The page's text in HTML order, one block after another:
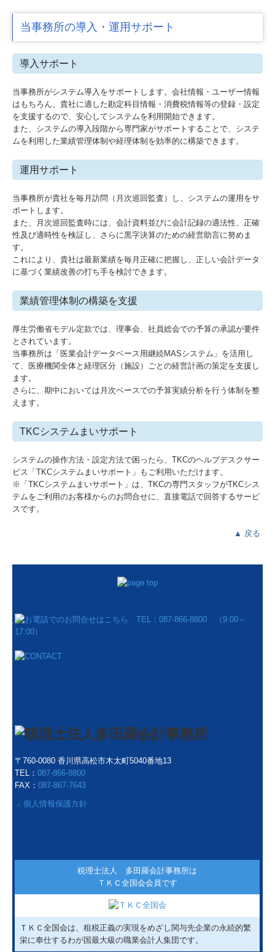
当事務所の導入・運用サポート
導入サポート
当事務所がシステム導入をサポートします。会社情報・ユーザー情報
はもちろん、貴社に適した勘定科目情報・消費税情報等の登録・設定
を支援するので、安心してシステムを利用開始できます。
また、システムの導入段階から専門家がサポートすることで、システ
ムを利用した業績管理体制や経理体制を効率的に構築できます。
運用サポート
当事務所が貴社を毎月訪問（月次巡回監査）し、システムの運用をサ
ポートします。
また、月次巡回監査時には、会計資料並びに会計記録の適法性、正確
性及び適時性を検証し、さらに黒字決算のための経営助言に努めま
す。
これにより、貴社は最新業績を毎月正確に把握し、正しい会計データ
に基づく業績改善の打ち手を検討できます。
業績管理体制の構築を支援
厚生労働省モデル定款では、理事会、社員総会での予算の承認が要件
とされています。
当事務所は「医業会計データベース用継続MASシステム」を活用し
て、医療機関全体と経理区分（施設）ごとの経営計画の策定を支援し
ます。
さらに、期中においては月次ベースでの予算実績分析を行う体制を整
えます。
TKCシステムまいサポート
システムの操作方法・設定方法で困ったら、TKCのヘルプデスクサー
ビス「TKCシステムまいサポート」もご利用いただけます。
※「TKCシステムまいサポート」は、TKCの専門スタッフがTKCシス
テムをご利用のお客様からのお問合せに、直接電話で回答するサービ
スです。
▲ 戻る
〒760-0080 香川県高松市木太町5040番地13
TEL：087-866-8800
FAX：087-867-7643
個人情報保護方針
税理士法人 多田羅会計事務所は
ＴＫＣ全国会会員です
ＴＫＣ全国会は、租税正義の実現をめざし関与先企業の永続的繁
栄に奉仕するわが国最大級の職業会計人集団です。